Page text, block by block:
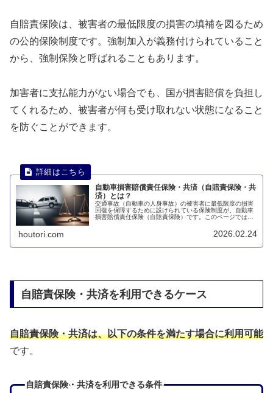
自賠責保険は、被害者の最低限度の損害の填補を図るため
の公的保険制度です。強制加入が義務付けられていること
から、強制保険と呼ばれることもあります。
加害者に支払能力がない場合でも、国が損害賠償を負担し
てくれるため、被害者が何も受け取れない状態になること
を防ぐことができます。
自動車損害賠償責任保険・共済（自賠責保険・共
済）とは？
交通事故（自動車の人身事故）の被害者に最低限度の損害
回復を保障するために設けられている保険制度が、自動車
損害賠償責任保険（自賠責保険）です。このページでは、
houtori.com 2026.02.24
自賠責保険・共済を利用できるケース
自賠責保険・共済は、以下の条件を満たす場合に利用可能
です。
自賠責保険・共済を利用できる条件